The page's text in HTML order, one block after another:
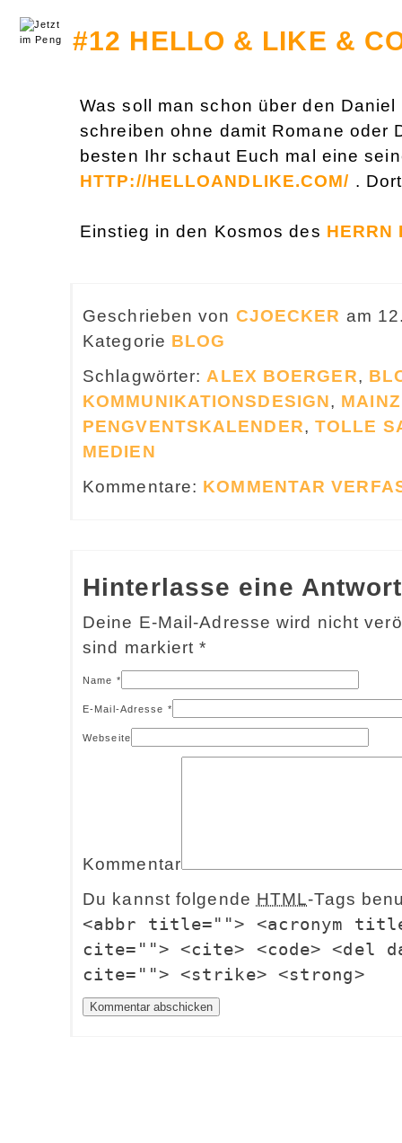
#12 HELLO & LIKE &
Was soll man schon über den
schreiben ohne damit Romane oder
besten Ihr schaut Euch mal eine
HTTP://HELLOANDLIKE.COM/ .
Einstieg in den Kosmos des HERRN
Geschrieben von CJOECKER am
Kategorie BLOG
Schlagwörter: ALEX BOERGER,
KOMMUNIKATIONSDESIGN, MAINZ
PENGVENTSKALENDER, TOLLE
MEDIEN
Kommentare: KOMMENTAR
Hinterlasse eine Antwort
Deine E-Mail-Adresse wird nicht
sind markiert*
Name *
E-Mail-Adresse *
Webseite
Kommentar
Du kannst folgende HTML-Tags
<abbr title=""> <acronym
cite=""> <cite> <code> <del
cite=""> <strike> <strong>